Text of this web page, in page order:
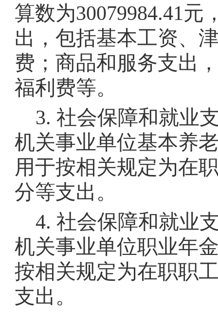
算数为30079984.41元
出 ，包括基本工资、
费；商品和服务支出
福利费等。
3. 社会保障和就业
机关事业单位基本养
用于按相关规定为在
分等支出。
4. 社会保障和就业
机关事业单位职业年
按相关规定为在职职
支出。